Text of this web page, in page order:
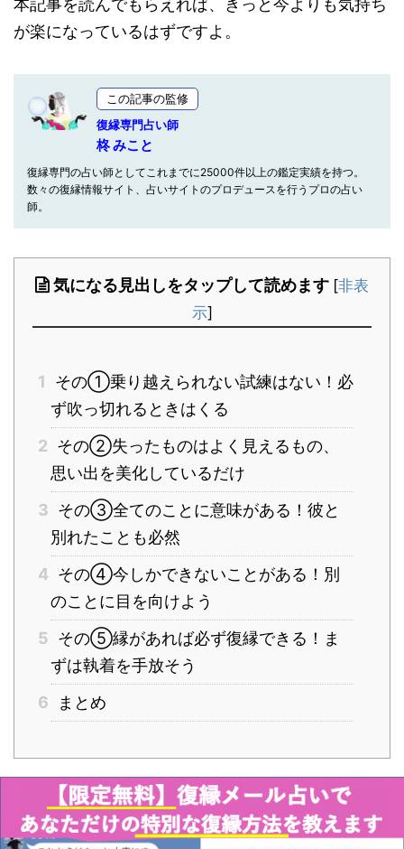
が楽になっているはずですよ。
この記事の監修
復縁専門占い師
柊 みこと
復縁専門の占い師としてこれまでに25000件以上の鑑定実績を持つ。
数々の復縁情報サイト、占いサイトのプロデュースを行うプロの占い
師。
気になる見出しをタップして読めます [非表
示]
1
その①乗り越えられない試練はない！必
ず吹っ切れるときはくる
2 その②失ったものはよく見えるもの、
思い出を美化しているだけ
3 その③全てのことに意味がある！彼と
別れたことも必然
4 その④今しかできないことがある！別
のことに目を向けよう
5 その⑤縁があれば必ず復縁できる！ま
ずは執着を手放そう
6
まとめ